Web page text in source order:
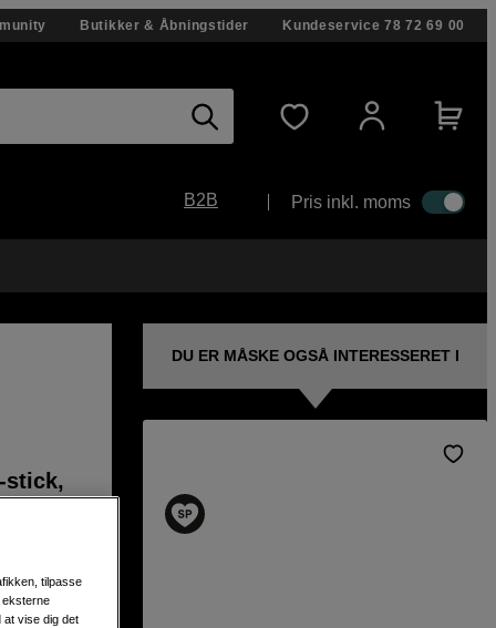
Butikker & Åbningstider Kundeservice 78 72 69 00
B2B Pris inkl. moms
stick,
DU ER MÅSKE OGSÅ INTERESSERET I
tilpasse
eksterne
at vise dig det